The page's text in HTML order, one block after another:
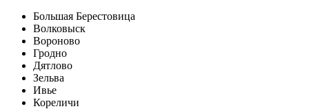
Большая Берестовица
Волковыск
Вороново
Гродно
Дятлово
Зельва
Ивье
Кореличи